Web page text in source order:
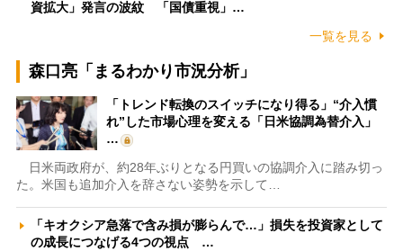
資拡大」発言の波紋 「国債重視」…
一覧を見る
森口亮「まるわかり市況分析」
「トレンド転換のスイッチになり得る」“介入慣
れ”した市場心理を変える「日米協調為替介入」
…
日米両政府が、約28年ぶりとなる円買いの協調介入に踏み切っ
た。米国も追加介入を辞さない姿勢を示して…
「キオクシア急落で含み損が膨らんで…」損失を投資家として
の成長につなげる4つの視点 …